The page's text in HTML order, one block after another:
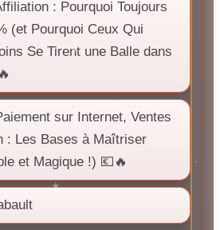
: Pourquoi Toujours
(et Pourquoi Ceux Qui
Se Tirent une Balle dans
sur Internet, Ventes
: Les Bases à Maîtriser
et Magique !) 💶🔥